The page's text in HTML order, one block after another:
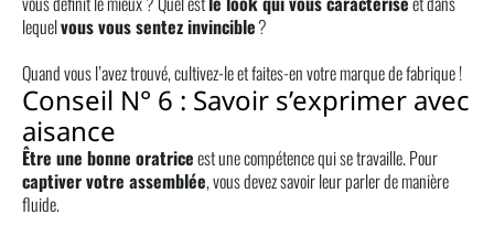
lequelvous vous sentez invincible?
Quand vous l’avez trouvé, cultivez-le et faites-en votre marque de fabrique !
Conseil N° 6 : Savoir s’exprimer avec
aisance
Être une bonne oratriceest une compétence qui se travaille. Pour
captiver votre assemblée, vous devez savoir leur parler de manière
fluide.